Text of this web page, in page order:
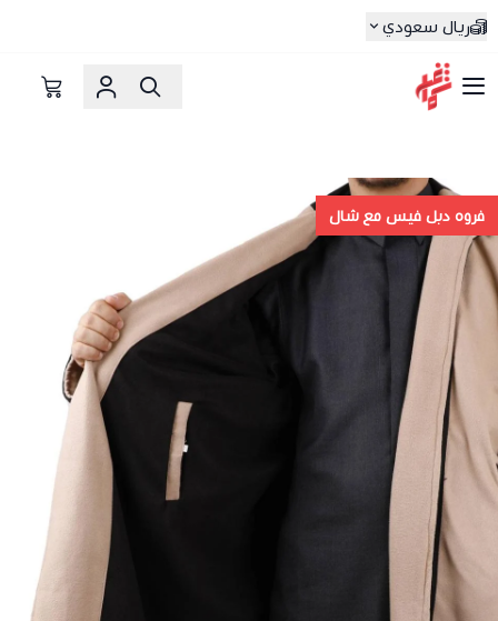
ريال سعودي
شماغ شوب | أفضل متجر شماغ في السعودية
فروه دبل فيس مع شال